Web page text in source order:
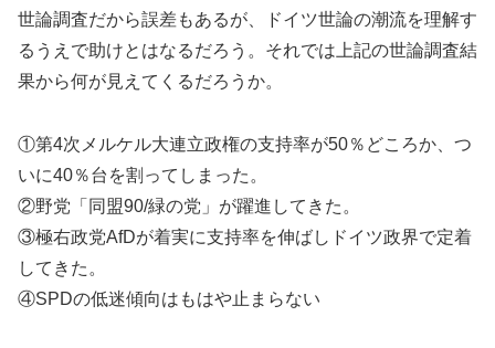
世論調査だから誤差もあるが、ドイツ世論の潮流を理解す
るうえで助けとはなるだろう。それでは上記の世論調査結
果から何が見えてくるだろうか。
①第4次メルケル大連立政権の支持率が50％どころか、つ
いに40％台を割ってしまった。
②野党「同盟90/緑の党」が躍進してきた。
③極右政党AfDが着実に支持率を伸ばしドイツ政界で定着
してきた。
④SPDの低迷傾向はもはや止まらない